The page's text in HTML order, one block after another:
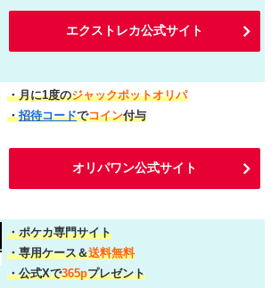
エクストレカ公式サイト
・月に1度のジャックポットオリパ
・招待コードでコイン付与
オリパワン公式サイト
・ポケカ専門サイト
・専用ケース＆送料無料
・公式Xで365pプレゼント